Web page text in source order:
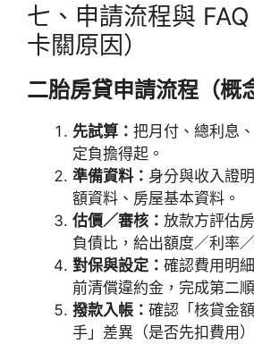
七、申請流程與
卡關原因）
二胎房貸申請流程（概
先試算： 把月付、總利息
定負擔得起。
準備資料： 身分與收入證
額資料、房屋基本資料。
估價／審核： 放款方評估
負債比，給出額度／利率
對保與設定： 確認費用明
前清償違約金，完成第二
撥款入帳： 確認「核貸金
手」差異（是否先扣費用）